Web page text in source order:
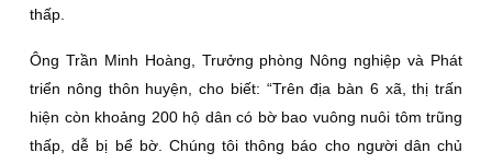
thấp.
Ông Trần Minh Hoàng, Trưởng phòng Nông nghiệp và Phát
triển nông thôn huyện, cho biết: “Trên địa bàn 6 xã, thị trấn
hiện còn khoảng 200 hộ dân có bờ bao vuông nuôi tôm trũng
thấp, dễ bị bể bờ. Chúng tôi thông báo cho người dân chủ